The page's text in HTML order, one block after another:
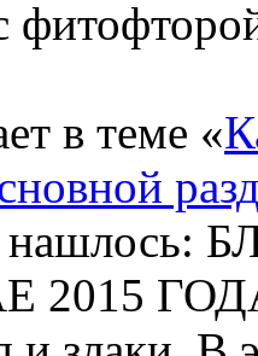
в теме «
ГОДА